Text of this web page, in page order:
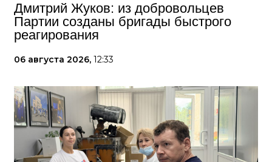
Дмитрий Жуков: из добровольцев
Партии созданы бригады быстрого
реагирования
06 августа 2026, 12:33